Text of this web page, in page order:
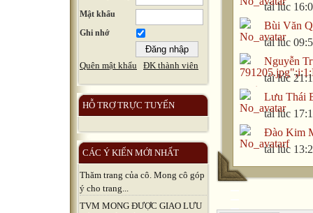
Mật khẩu
Ghi nhớ
Quên mật khẩu ĐK thành viên
HỖ TRỢ TRỰC TUYẾN
CÁC Ý KIẾN MỚI NHẤT
Thăm trang của cô. Mong cô góp
ý cho trang...
TVM MONG ĐƯỢC GIAO LƯU
tải lúc
Bùi Văn
tải lúc
Nguyễn
tải lúc
Lưu Thái
tải lúc
Đào Kim
tải lúc